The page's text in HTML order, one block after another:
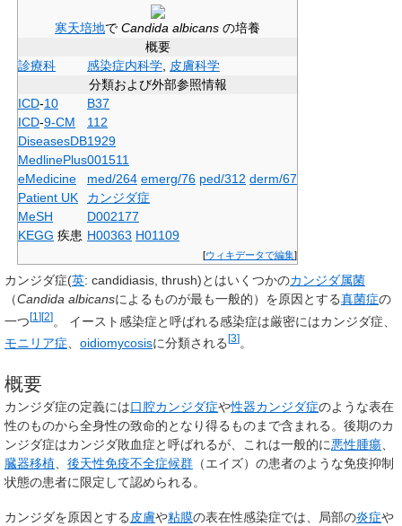
寒天培地で Candida albicans の培養
概要
診療科
感染症内科学
皮膚科学
分類および外部参照情報
ICD-10 B37
ICD-9-CM
112
DiseasesDB1929
MedlinePlus001511
eMedicine
med/264 emerg/76 ped/312 derm/67
Patient UK
カンジダ症
MeSH
D002177
KEGG 疾患 H00363 H01109
[ウィキデータで編集]
カンジダ症(英: candidiasis, thrush)とはいくつかのカンジダ属菌
（Candida albicansによるものが最も一般的）を原因とする真菌症の
一つ[1 ][2]。 イースト感染症と呼ばれる感染症は厳密にはカンジダ症、
モニリア症
oidiomycosisに分類される [3] 。
概要
カンジダ症の定義には口腔カンジダ症や性器カンジダ症のような表在
性のものから全身性の致命的となり得るものまで含まれる。後期のカ
ンジダ症はカンジダ敗血症と呼ばれるが、これは一般的に悪性腫瘍
臓器移植
後天性免疫不全症候群 （エイズ）の患者のような免疫抑制
状態の患者に限定して認められる。
カンジダを原因とする 皮膚や粘膜の表在性感染症では、局部の炎症や